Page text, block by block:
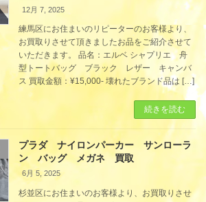
12月 7, 2025
練馬区にお住まいのリピーターのお客様より、
お買取りさせて頂きましたお品をご紹介させて
いただきます。 品名：エルベ シャプリエ 舟
型トートバッグ ブラック レザー キャンバ
ス 買取金額：¥15,000- 壊れたブランド品は […]
続きを読む
プラダ ナイロンパーカー サンローラ
ン バッグ メガネ 買取
6月 5, 2025
杉並区にお住まいのお客様より、お買取りさせ